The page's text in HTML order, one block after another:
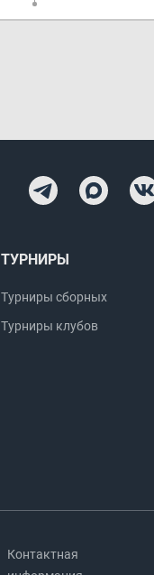
ТУРНИРЫ
Турниры сборных
Турниры клубов
Контактная